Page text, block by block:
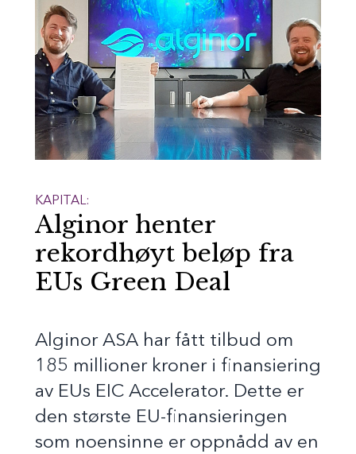
KAPITAL:
Alginor henter
rekordhøyt beløp fra
EUs Green Deal
Alginor ASA har fått tilbud om
185 millioner kroner i finansiering
av EUs EIC Accelerator. Dette er
den største EU-finansieringen
som noensinne er oppnådd av en